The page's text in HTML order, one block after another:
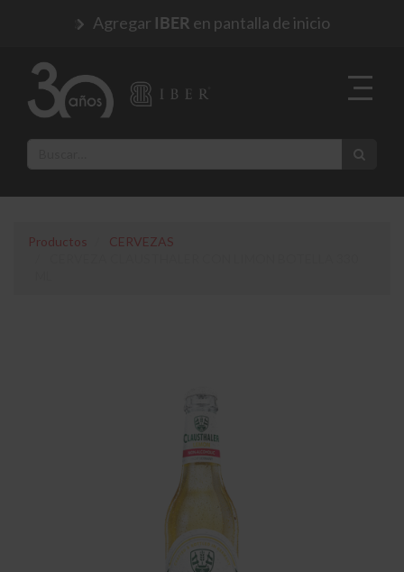
Agregar IBER en pantalla de inicio
Productos
CERVEZAS